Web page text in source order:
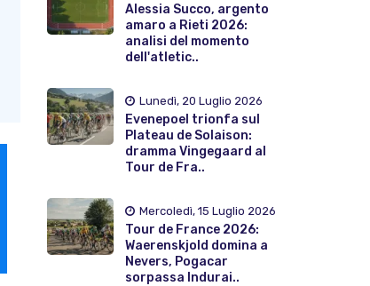
Alessia Succo, argento
amaro a Rieti 2026:
analisi del momento
dell'atletic..
Lunedì, 20 Luglio 2026
Evenepoel trionfa sul
Plateau de Solaison:
dramma Vingegaard al
Tour de Fra..
Mercoledì, 15 Luglio 2026
Tour de France 2026:
Waerenskjold domina a
Nevers, Pogacar
sorpassa Indurai..